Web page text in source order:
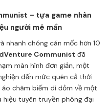
– tựa game nhàn
người mê mẩn
nhanh chóng cán mốc hơn 10
Communist đã
màn hình đơn giản, một
đến mức quên cả thời
áo châm biếm dí dỏm về một
hiệu tuyên truyền phóng đại